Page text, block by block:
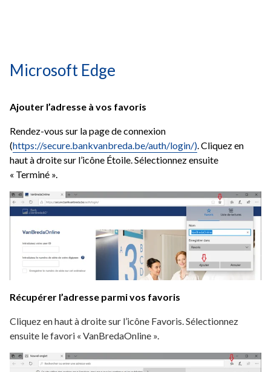
Microsoft Edge
Ajouter l’adresse à vos favoris
Rendez-vous sur la page de connexion
(https://secure.bankvanbreda.be/auth/login/). Cliquez en
haut à droite sur l’icône Étoile. Sélectionnez ensuite
« Terminé ».
Récupérer l’adresse parmi vos favoris
Cliquez en haut à droite sur l’icône Favoris. Sélectionnez
ensuite le favori « VanBredaOnline ».